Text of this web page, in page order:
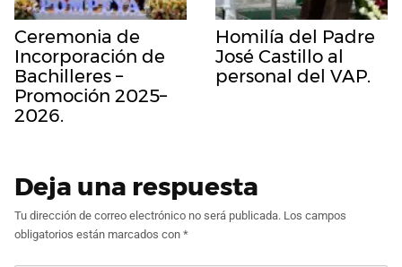
Ceremonia de
Incorporación de
Bachilleres –
Promoción 2025–
2026.
Homilía del Padre
José Castillo al
personal del VAP.
Deja una respuesta
Tu dirección de correo electrónico no será publicada. Los campos
obligatorios están marcados con *